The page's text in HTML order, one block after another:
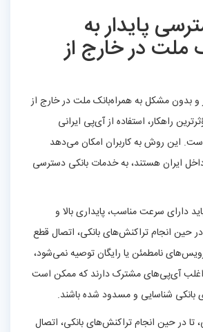
پایدار به
ملت در خارج از
مشکل به همراه‌بانک ملت در خارج از
راهکار، استفاده از آی‌پی ایرانی
این روش به کاربران امکان می‌دهد
ایران هستند، به خدمات بانکی دسترسی
دارای سرعت مناسب، پایداری بالا و
انجام تراکنش‌های بانکی، اتصال قطع
نامطمئن یا رایگان توصیه نمی‌شود،
آی‌پی‌های مشترک دارند که ممکن است
شناسایی و مسدود شده باشند.
در حین انجام تراکنش‌های بانکی، اتصال